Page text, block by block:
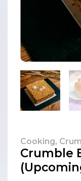
Cooking,
Crumble